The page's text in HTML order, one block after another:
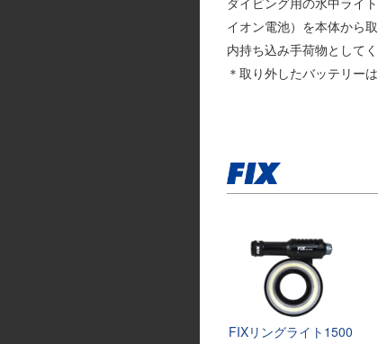
イオン電池）を本体から
内持ち込み手荷物としてく
＊取り外したバッテリー
FIXリングライト1500